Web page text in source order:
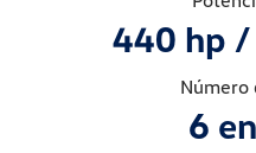
440 hp
Número
6